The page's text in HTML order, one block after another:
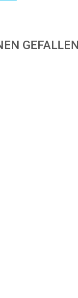
GEFALLEN